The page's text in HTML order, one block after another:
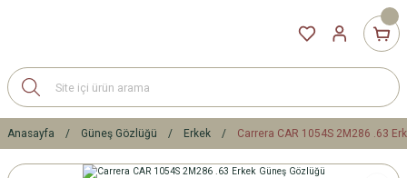
Anasayfa Güneş Gözlüğü Erkek Carrera CAR 1054S 2M286 .63